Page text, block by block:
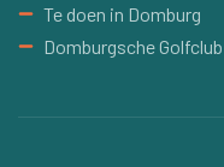
Te doen in Domburg
Domburgsche Golfclub